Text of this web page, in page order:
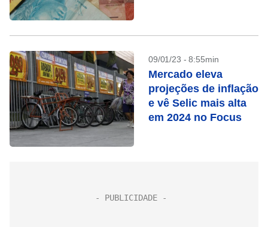
09/01/23 - 8:55min
Mercado eleva
projeções de inflação
e vê Selic mais alta
em 2024 no Focus